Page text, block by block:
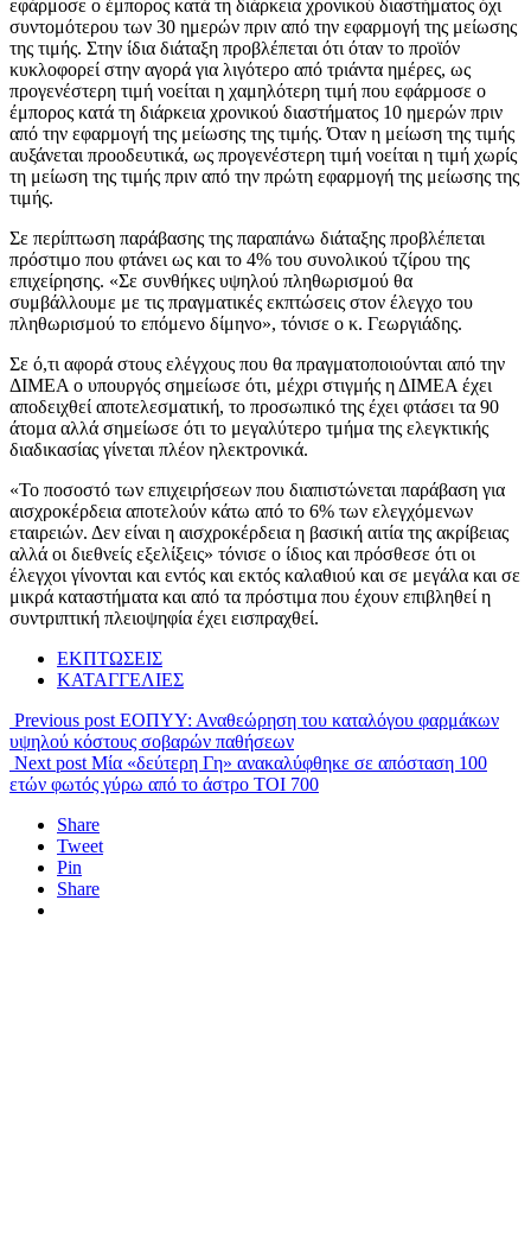
εφάρμοσε ο έμπορος κατά τη διάρκεια χρονικού διαστήματος όχι
συντομότερου των 30 ημερών πριν από την εφαρμογή της μείωσης
της τιμής. Στην ίδια διάταξη προβλέπεται ότι όταν το προϊόν
κυκλοφορεί στην αγορά για λιγότερο από τριάντα ημέρες, ως
προγενέστερη τιμή νοείται η χαμηλότερη τιμή που εφάρμοσε ο
έμπορος κατά τη διάρκεια χρονικού διαστήματος 10 ημερών πριν
από την εφαρμογή της μείωσης της τιμής. Όταν η μείωση της τιμής
αυξάνεται προοδευτικά, ως προγενέστερη τιμή νοείται η τιμή χωρίς
τη μείωση της τιμής πριν από την πρώτη εφαρμογή της μείωσης της
τιμής.
Σε περίπτωση παράβασης της παραπάνω διάταξης προβλέπεται
πρόστιμο που φτάνει ως και το 4% του συνολικού τζίρου της
επιχείρησης. «Σε συνθήκες υψηλού πληθωρισμού θα
συμβάλλουμε με τις πραγματικές εκπτώσεις στον έλεγχο του
πληθωρισμού το επόμενο δίμηνο», τόνισε ο κ. Γεωργιάδης.
Σε ό,τι αφορά στους ελέγχους που θα πραγματοποιούνται από την
ΔΙΜΕΑ ο υπουργός σημείωσε ότι, μέχρι στιγμής η ΔΙΜΕΑ έχει
αποδειχθεί αποτελεσματική, το προσωπικό της έχει φτάσει τα 90
άτομα αλλά σημείωσε ότι το μεγαλύτερο τμήμα της ελεγκτικής
διαδικασίας γίνεται πλέον ηλεκτρονικά.
«Το ποσοστό των επιχειρήσεων που διαπιστώνεται παράβαση για
αισχροκέρδεια αποτελούν κάτω από το 6% των ελεγχόμενων
εταιρειών. Δεν είναι η αισχροκέρδεια η βασική αιτία της ακρίβειας
αλλά οι διεθνείς εξελίξεις» τόνισε ο ίδιος και πρόσθεσε ότι οι
έλεγχοι γίνονται και εντός και εκτός καλαθιού και σε μεγάλα και σε
μικρά καταστήματα και από τα πρόστιμα που έχουν επιβληθεί η
συντριπτική πλειοψηφία έχει εισπραχθεί.
ΕΚΠΤΩΣΕΙΣ
ΚΑΤΑΓΓΕΛΙΕΣ
Previous post ΕΟΠΥΥ: Αναθεώρηση του καταλόγου φαρμάκων
υψηλού κόστους σοβαρών παθήσεων
Next post Μία «δεύτερη Γη» ανακαλύφθηκε σε απόσταση 100
ετών φωτός γύρω από το άστρο ΤΟΙ 700
Share
Tweet
Pin
Share